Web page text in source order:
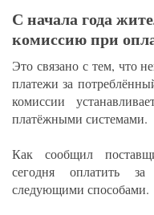
С начала года
комиссию при
Это связано с тем, что
платежи за
комиссии
платёжными системами.
Как сообщил
сегодня оплатить
следующими способами.